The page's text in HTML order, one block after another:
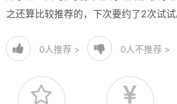
之还算比较推荐的，下次要约了2次试试
0人推荐 > 0人不推荐 >